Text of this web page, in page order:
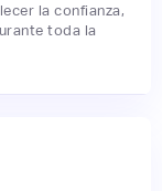
la confianza,
toda la